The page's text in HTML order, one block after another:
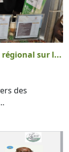
régional sur l...
des